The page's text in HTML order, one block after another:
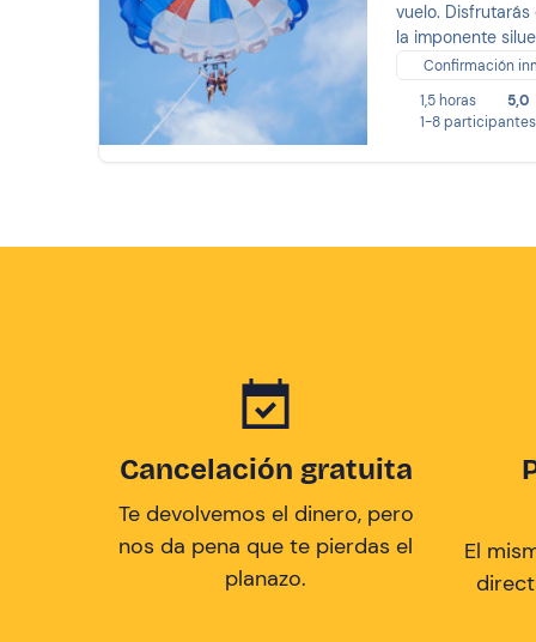
vuelo.
la imponente
Confirmación
1,5 horas
5,0
1-8 participantes
Cancelación gratuita
Te devolvemos el dinero, pero
nos da pena que te pierdas el
planazo.
El